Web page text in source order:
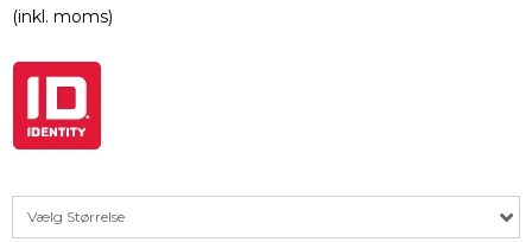
(inkl. moms)
Vælg Størrelse